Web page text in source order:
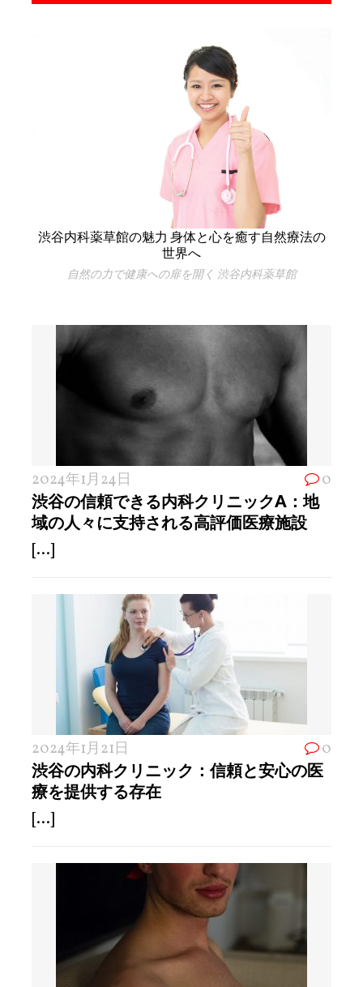
渋谷内科薬草館の魅力 身体と心を癒す自然療法の
世界へ
自然の力で健康への扉を開く 渋谷内科薬草館
2024年1月24日 0
渋谷の信頼できる内科クリニックA：地
域の人々に支持される高評価医療施設
[...]
2024年1月21日 0
渋谷の内科クリニック：信頼と安心の医
療を提供する存在
[...]